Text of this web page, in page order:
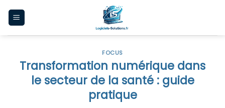
FOCUS
Transformation numérique dans
le secteur de la santé : guide
pratique